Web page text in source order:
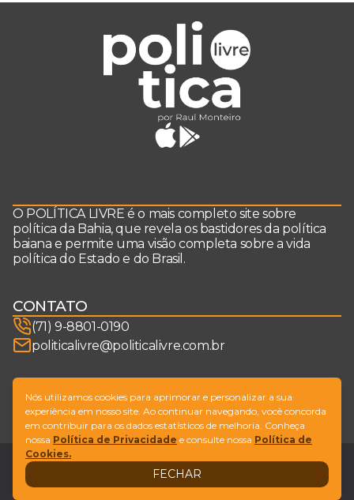
O POLÍTICA LIVRE é o mais completo site sobre
política da Bahia, que revela os bastidores da política
baiana e permite uma visão completa sobre a vida
política do Estado e do Brasil.
CONTATO
(71) 9-8801-0190
politicalivre@politicalivre.com.br
SIGA-NOS
© Copyright Política Livre. All Rights Reserved
Design by NVGO
LegalFale conosco
Nós utilizamos cookies para aprimorar e personalizar a sua
experiência em nosso site. Ao continuar navegando, você concorda
em contribuir para os dados estatísticos de melhoria. Conheça
nossa Política de Privacidade e consulte nossa Política de
Cookies.
FECHAR